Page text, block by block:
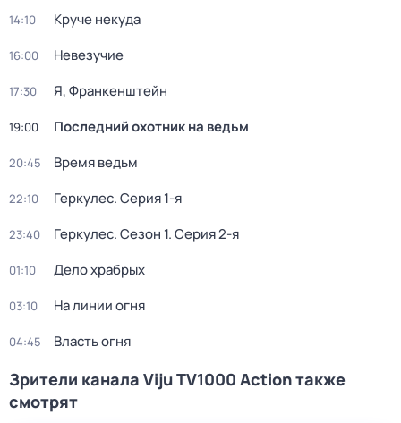
14:10 Круче некуда
16:00 Невезучие
17:30 Я, Франкенштейн
19:00 Последний охотник на ведьм
20:45 Время ведьм
22:10 Геркулес. Серия 1-я
23:40 Геркулес. Сезон 1. Серия 2-я
01:10 Дело храбрых
03:10 На линии огня
04:45 Власть огня
Зрители канала Viju TV1000 Action также
смотрят